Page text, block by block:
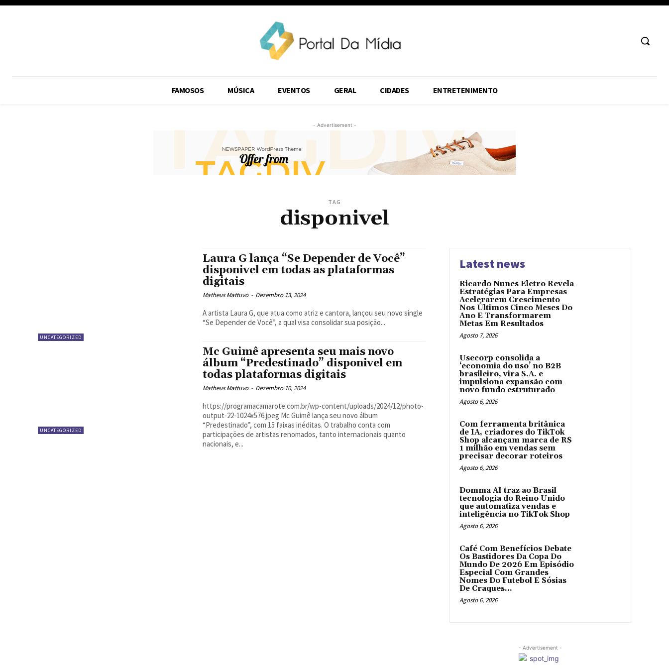
FAMOSOS MÚSICA EVENTOS GERAL CIDADES ENTRETENIMENTO
- Advertisement -
TAG
disponivel
UNCATEGORIZED
Laura G lança “Se Depender de Você”
disponivel em todas as plataformas
digitais
Matheus Mattuvo - Dezembro 13, 2024
A artista Laura G, que atua como atriz e cantora, lançou seu novo single
“Se Depender de Você”, a qual visa consolidar sua posição...
UNCATEGORIZED
Mc Guimê apresenta seu mais novo
álbum “Predestinado” disponivel em
todas plataformas digitais
Matheus Mattuvo - Dezembro 10, 2024
https://programacamarote.com.br/wp-content/uploads/2024/12/photo-
output-22-1024x576.jpeg Mc Guimê lança seu novo álbum
“Predestinado”, com 15 faixas inéditas. O trabalho conta com
participações de artistas renomados, tanto internacionais quanto
nacionais, e...
Latest news
Ricardo Nunes Eletro Revela
Estratégias Para Empresas
Acelerarem Crescimento
Nos Últimos Cinco Meses Do
Ano E Transformarem
Metas Em Resultados
Agosto 7, 2026
Usecorp consolida a
‘economia do uso’ no B2B
brasileiro, vira S.A. e
impulsiona expansão com
novo fundo estruturado
Agosto 6, 2026
Com ferramenta britânica
de IA, criadores do TikTok
Shop alcançam marca de R$
1 milhão em vendas sem
precisar decorar roteiros
Agosto 6, 2026
Domma AI traz ao Brasil
tecnologia do Reino Unido
que automatiza vendas e
inteligência no TikTok Shop
Agosto 6, 2026
Café Com Benefícios Debate
Os Bastidores Da Copa Do
Mundo De 2026 Em Episódio
Especial Com Grandes
Nomes Do Futebol E Sósias
De Craques...
Agosto 6, 2026
- Advertisement -